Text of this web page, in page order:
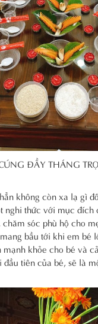
ĐẦY THÁNG
không còn xa lạ gì
thức với mục đích
sóc phù hộ cho
bầu tới khi em bé
mạnh khỏe cho bé và
đầu tiên của bé, sẽ là